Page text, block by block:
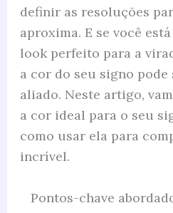
definir as resoluções
aproxima. E se você
look perfeito para a
a cor do seu signo pode
aliado. Neste artigo,
a cor ideal para o seu
como usar ela para
incrível.
Pontos-chave